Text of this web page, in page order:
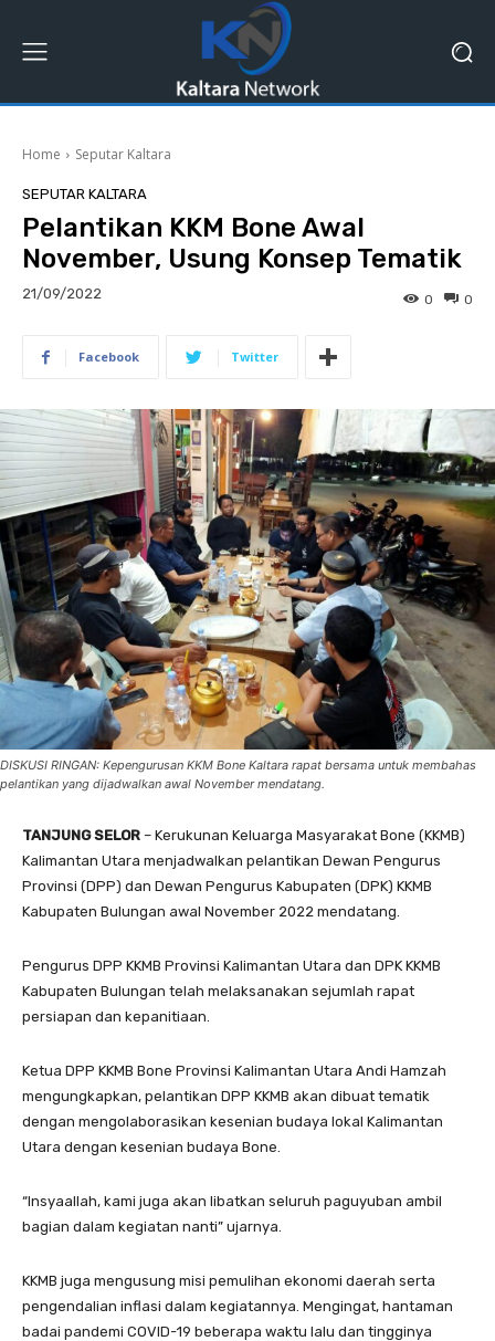
Home Seputar Kaltara
SEPUTAR KALTARA
Pelantikan KKM Bone Awal
November, Usung Konsep Tematik
21/09/2022 0
0
Facebook Twitter
DISKUSI RINGAN: Kepengurusan KKM Bone Kaltara rapat bersama untuk membahas
pelantikan yang dijadwalkan awal November mendatang.
TANJUNG SELOR – Kerukunan Keluarga Masyarakat Bone (KKMB)
Kalimantan Utara menjadwalkan pelantikan Dewan Pengurus
Provinsi (DPP) dan Dewan Pengurus Kabupaten (DPK) KKMB
Kabupaten Bulungan awal November 2022 mendatang.
Pengurus DPP KKMB Provinsi Kalimantan Utara dan DPK KKMB
Kabupaten Bulungan telah melaksanakan sejumlah rapat
persiapan dan kepanitiaan.
Ketua DPP KKMB Bone Provinsi Kalimantan Utara Andi Hamzah
mengungkapkan, pelantikan DPP KKMB akan dibuat tematik
dengan mengolaborasikan kesenian budaya lokal Kalimantan
Utara dengan kesenian budaya Bone.
“Insyaallah, kami juga akan libatkan seluruh paguyuban ambil
bagian dalam kegiatan nanti” ujarnya.
KKMB juga mengusung misi pemulihan ekonomi daerah serta
pengendalian inflasi dalam kegiatannya. Mengingat, hantaman
badai pandemi COVID-19 beberapa waktu lalu dan tingginya